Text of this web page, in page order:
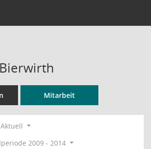
Mitarbeit
Aktuell
2009 - 2014